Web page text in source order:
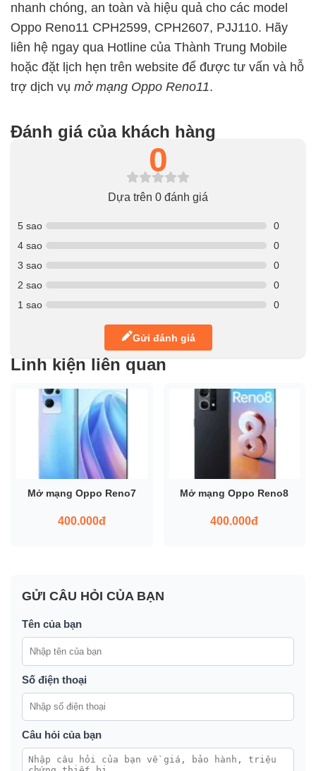
nhanh chóng, an toàn và hiệu quả cho các model
Oppo Reno11 CPH2599, CPH2607, PJJ110. Hãy
liên hệ ngay qua Hotline của Thành Trung Mobile
hoặc đặt lịch hẹn trên website để được tư vấn và hỗ
trợ dịch vụ mở mạng Oppo Reno11.
Đánh giá của khách hàng
0
Dựa trên 0 đánh giá
5 sao
0
4 sao
0
3 sao
0
2 sao
0
1 sao
0
Gửi đánh giá
Linh kiện liên quan
Mở mạng Oppo Reno7
400.000đ
Mở mạng Oppo Reno8
400.000đ
GỬI CÂU HỎI CỦA BẠN
Tên của bạn
Số điện thoại
Câu hỏi của bạn